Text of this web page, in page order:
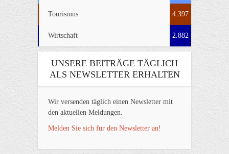
Tourismus 4.397
Wirtschaft 2.882
UNSERE BEITRÄGE TÄGLICH
ALS NEWSLETTER ERHALTEN
Wir versenden täglich einen Newsletter mit
den aktuellen Meldungen.
Melden Sie sich für den Newsletter an!